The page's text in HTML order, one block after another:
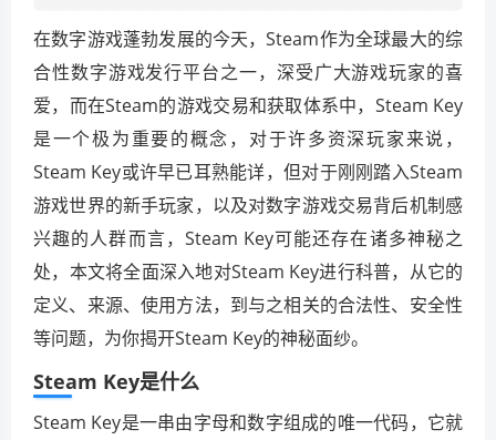
在数字游戏蓬勃发展的今天，Steam作为全球最大的综
合性数字游戏发行平台之一，深受广大游戏玩家的喜
爱，而在Steam的游戏交易和获取体系中，Steam Key
是一个极为重要的概念，对于许多资深玩家来说，
Steam Key或许早已耳熟能详，但对于刚刚踏入Steam
游戏世界的新手玩家，以及对数字游戏交易背后机制感
兴趣的人群而言，Steam Key可能还存在诸多神秘之
处，本文将全面深入地对Steam Key进行科普，从它的
定义、来源、使用方法，到与之相关的合法性、安全性
等问题，为你揭开Steam Key的神秘面纱。
Steam Key是什么
Steam Key是一串由字母和数字组成的唯一代码，它就